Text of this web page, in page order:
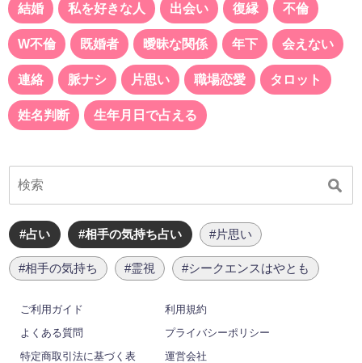
結婚 私を好きな人 出会い 復縁 不倫
W不倫 既婚者 曖昧な関係 年下 会えない
連絡 脈ナシ 片思い 職場恋愛 タロット
姓名判断 生年月日で占える
#占い #相手の気持ち占い #片思い
#相手の気持ち #霊視 #シークエンスはやとも
ご利用ガイド
利用規約
よくある質問
プライバシーポリシー
特定商取引法に基づく表
運営会社